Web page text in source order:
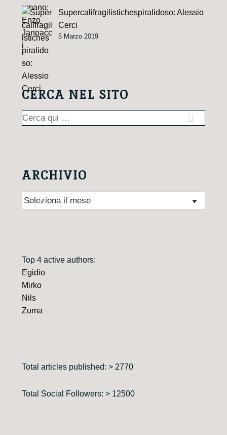
Supercalifragilistichespiralidoso: Alessio
Cerci
5 Marzo 2019
CERCA NEL SITO
Cerca:
ARCHIVIO
Archivio
Top 4 active authors:
Egidio
Mirko
Nils
Zuma
Total articles published: > 2770
Total Social Followers: > 12500